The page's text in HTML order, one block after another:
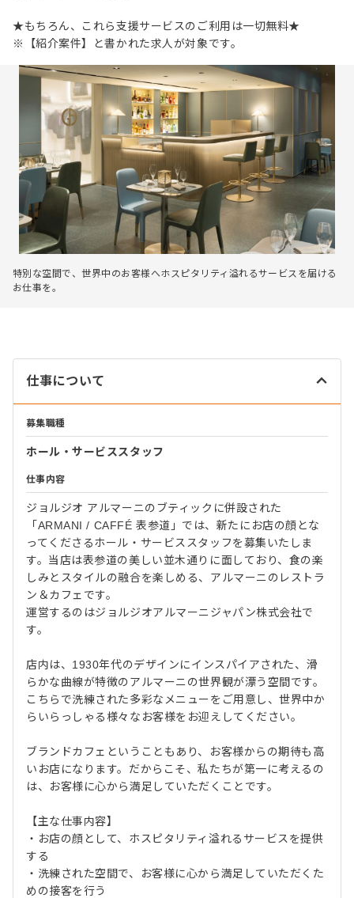
★もちろん、これら支援サービスのご利用は一切無料★
※【紹介案件】と書かれた求人が対象です。
特別な空間で、世界中のお客様へホスピタリティ溢れるサービスを届ける
お仕事を。
仕事について
募集職種
ホール・サービススタッフ
仕事内容
ジョルジオ アルマーニのブティックに併設された
「ARMANI / CAFFÉ 表参道」では、新たにお店の顔とな
ってくださるホール・サービススタッフを募集いたしま
す。当店は表参道の美しい並木通りに面しており、食の楽
しみとスタイルの融合を楽しめる、アルマーニのレストラ
ン＆カフェです。
運営するのはジョルジオアルマーニジャパン株式会社で
す。
店内は、1930年代のデザインにインスパイアされた、滑
らかな曲線が特徴のアルマーニの世界観が漂う空間です。
こちらで洗練された多彩なメニューをご用意し、世界中か
らいらっしゃる様々なお客様をお迎えしてください。
ブランドカフェということもあり、お客様からの期待も高
いお店になります。だからこそ、私たちが第一に考えるの
は、お客様に心から満足していただくことです。
【主な仕事内容】
・お店の顔として、ホスピタリティ溢れるサービスを提供
する
・洗練された空間で、お客様に心から満足していただくた
めの接客を行う